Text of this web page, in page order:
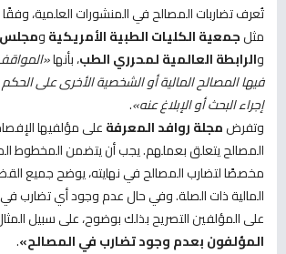
تُعرف تضاربات المصالح في المنشورات العلمية،
مثلجمعية الكليات الطبية الأمريكيةومجلس
والرابطة العالمية لمحرري الطب، بأنها
فيها المصالح المالية أو الشخصية الأخرى على الحكم
إجراء البحث أو الإبلاغ عنه».
وتفرضمجلة روافد المعرفةعلى مؤلفيها
المصالح يتعلق بعملهم. يجب أن يتضمن المخطوط
مخصصًا لتضارب المصالح في نهايته، يوضح جميع
المالية ذات الصلة. وفي حال عدم وجود أي تضارب في
على المؤلفين التصريح بذلك بوضوح، على سبيل
المؤلفون بعدم وجود تضارب في المصالح».